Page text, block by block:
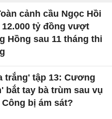
cảnh cầu Ngọc Hồi
12.000 tỷ đồng vượt
Hồng sau 11 tháng thi
trắng' tập 13: Cương
bắt tay bà trùm sau vụ
Công bị ám sát?